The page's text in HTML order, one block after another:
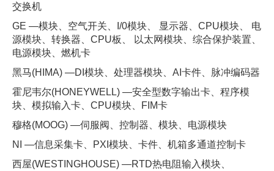
交换机
GE —模块、空气开关、I/0模块、 显示器、CPU模块、 电
源模块、转换器、CPU板、 以太网模块、综合保护装置、
电源模块、燃机卡
黑马(HIMA) —DI模块、处理器模块、AI卡件、脉冲编码器
霍尼韦尔(HONEYWELL) —安全型数字输出卡、程序模
块、模拟输入卡、CPU模块、FIM卡
穆格(MOOG) —伺服阀、控制器、模块、电源模块
NI —信息采集卡、PXI模块、卡件、机箱多通道控制卡
西屋(WESTINGHOUSE) —RTD热电阻输入模块、